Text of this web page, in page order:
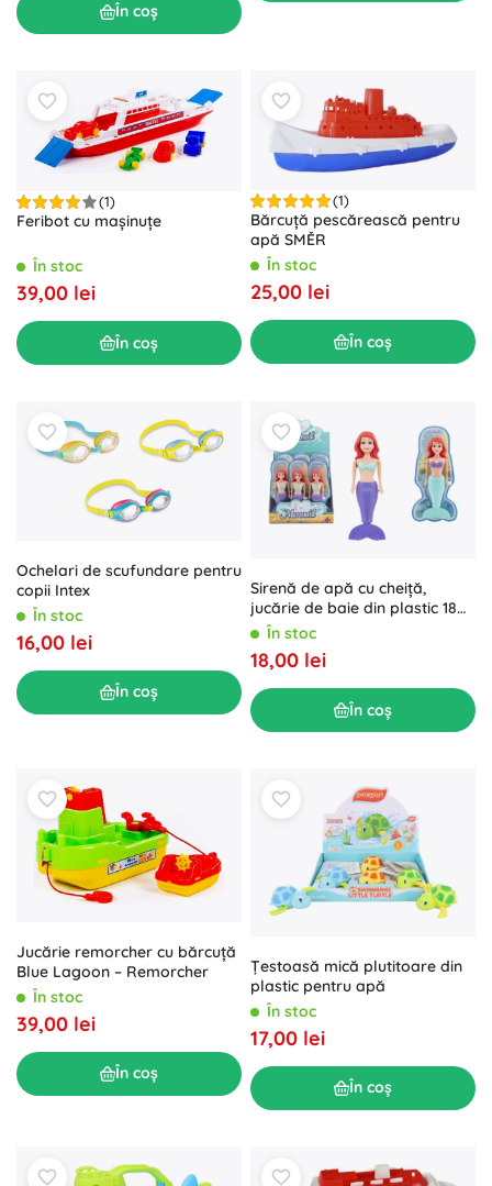
În coș
(1)
Feribot cu mașinuțe
În stoc
39,00 lei
În coș
(1)
Bărcuță pescărească pentru
apă SMĚR
În stoc
25,00 lei
În coș
Ochelari de scufundare pentru
copii Intex
În stoc
16,00 lei
În coș
Sirenă de apă cu cheiță,
jucărie de baie din plastic 18
cmÎn stoc
18,00 lei
În coș
Jucărie remorcher cu bărcuță
Blue Lagoon – Remorcher
În stoc
39,00 lei
În coș
Țestoasă mică plutitoare din
plastic pentru apă
În stoc
17,00 lei
În coș